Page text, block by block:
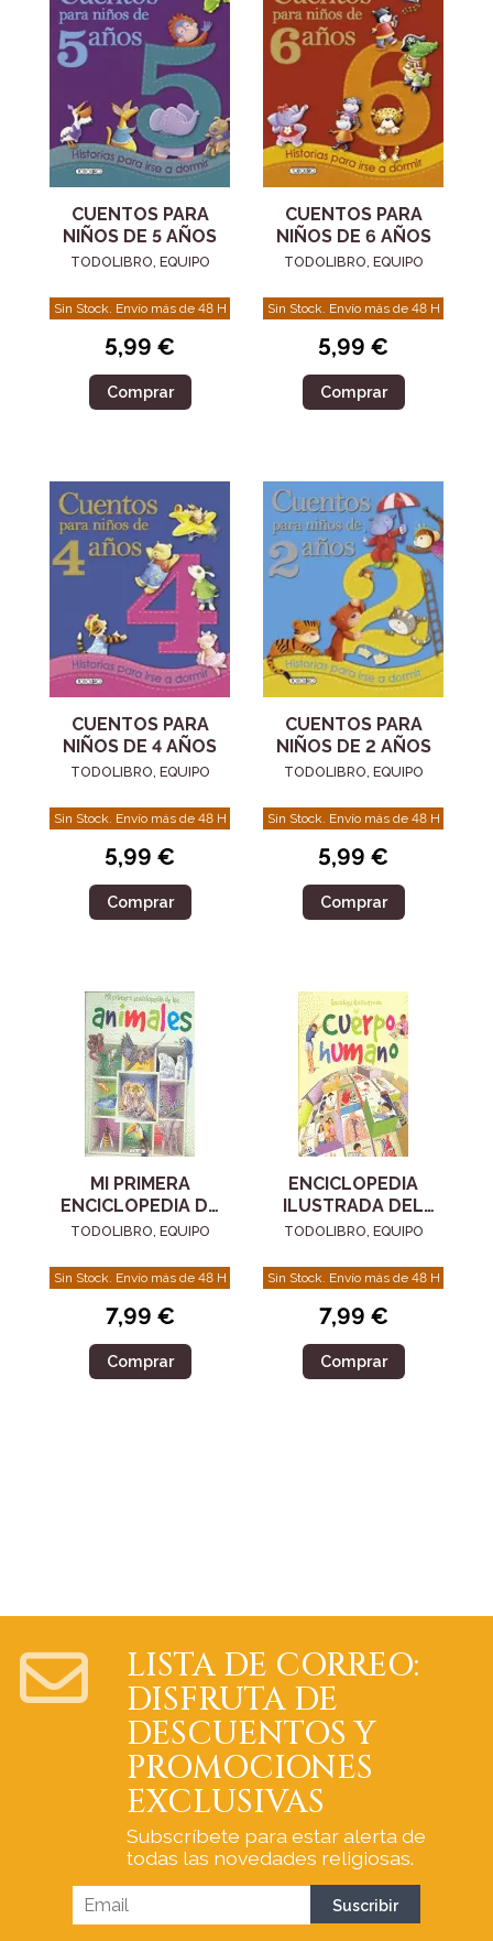
CUENTOS PARA
NIÑOS DE 5 AÑOS
TODOLIBRO, EQUIPO
Sin Stock. Envío más de 48 H
5,99 €
Comprar
CUENTOS PARA
NIÑOS DE 6 AÑOS
TODOLIBRO, EQUIPO
Sin Stock. Envío más de 48 H
5,99 €
Comprar
CUENTOS PARA
NIÑOS DE 4 AÑOS
TODOLIBRO, EQUIPO
Sin Stock. Envío más de 48 H
5,99 €
Comprar
CUENTOS PARA
NIÑOS DE 2 AÑOS
TODOLIBRO, EQUIPO
Sin Stock. Envío más de 48 H
5,99 €
Comprar
MI PRIMERA
ENCICLOPEDIA DE
LOS ANIMALES
TODOLIBRO, EQUIPO
Sin Stock. Envío más de 48 H
7,99 €
Comprar
ENCICLOPEDIA
ILUSTRADA DEL
CUERPO HUMANO
TODOLIBRO, EQUIPO
Sin Stock. Envío más de 48 H
7,99 €
Comprar
LISTA DE CORREO:
DISFRUTA DE
DESCUENTOS Y
PROMOCIONES
EXCLUSIVAS
Subscríbete para estar alerta de
todas las novedades religiosas.